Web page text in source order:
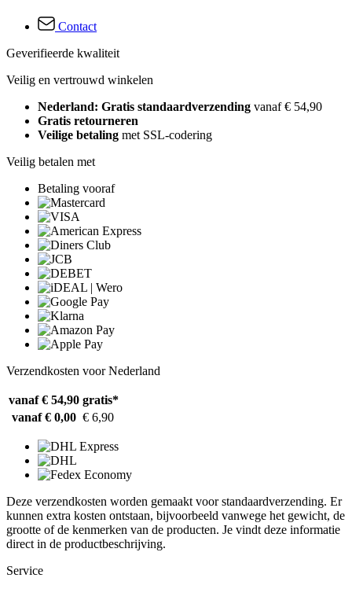
Contact
Geverifieerde kwaliteit
Veilig en vertrouwd winkelen
Nederland: Gratis standaardverzending vanaf € 54,90
Gratis retourneren
Veilige betaling met SSL-codering
Veilig betalen met
Betaling vooraf
Verzendkosten voor Nederland
vanaf € 54,90 gratis*
vanaf € 0,00 € 6,90
Deze verzendkosten worden gemaakt voor standaardverzending. Er
kunnen extra kosten ontstaan, bijvoorbeeld vanwege het gewicht, de
grootte of de kenmerken van de producten. Je vindt deze informatie
direct in de productbeschrijving.
Service